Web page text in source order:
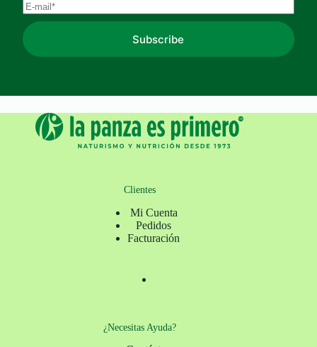
Subscribe
Clientes
Mi Cuenta
Pedidos
Facturación
¿Necesitas Ayuda?